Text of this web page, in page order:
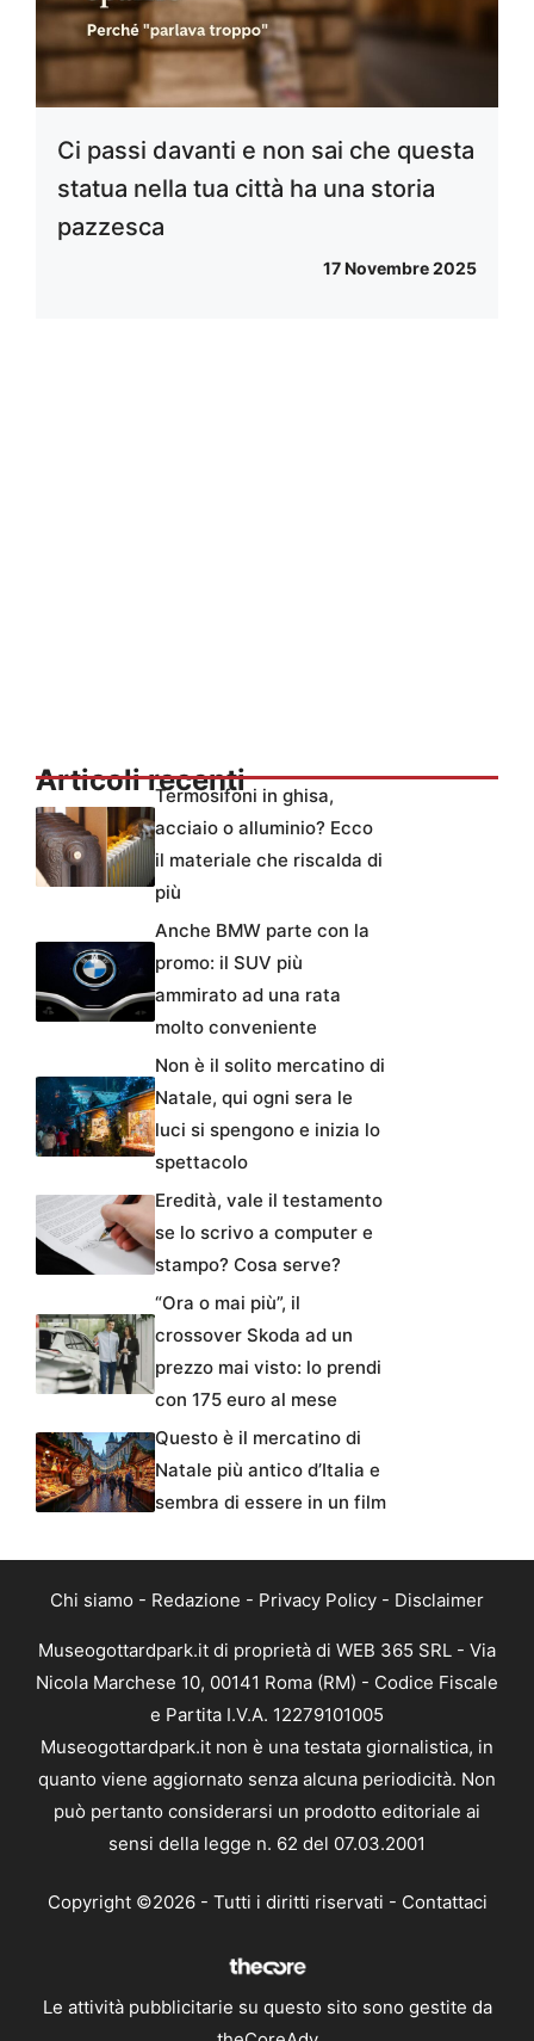
Ci passi davanti e non sai che questa
statua nella tua città ha una storia
pazzesca
17 Novembre 2025
Articoli recentiTermosifoni in ghisa,
acciaio o alluminio? Ecco
il materiale che riscalda di
più
Anche BMW parte con la
promo: il SUV più
ammirato ad una rata
molto conveniente
Non è il solito mercatino di
Natale, qui ogni sera le
luci si spengono e inizia lo
spettacolo
Eredità, vale il testamento
se lo scrivo a computer e
stampo? Cosa serve?
“Ora o mai più”, il
crossover Skoda ad un
prezzo mai visto: lo prendi
con 175 euro al mese
Questo è il mercatino di
Natale più antico d’Italia e
sembra di essere in un film
Chi siamo - Redazione - Privacy Policy - Disclaimer
Museogottardpark.it di proprietà di WEB 365 SRL - Via
Nicola Marchese 10, 00141 Roma (RM) - Codice Fiscale
e Partita I.V.A. 12279101005
Museogottardpark.it non è una testata giornalistica, in
quanto viene aggiornato senza alcuna periodicità. Non
può pertanto considerarsi un prodotto editoriale ai
sensi della legge n. 62 del 07.03.2001
Copyright ©2026 - Tutti i diritti riservati - Contattaci
Le attività pubblicitarie su questo sito sono gestite da